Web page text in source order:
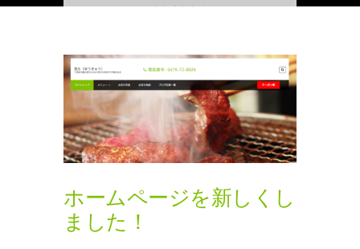
くしました！
ホームページを新しくし
ました！